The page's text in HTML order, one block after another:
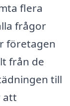
flera
frågor
företagen
från de
till
att